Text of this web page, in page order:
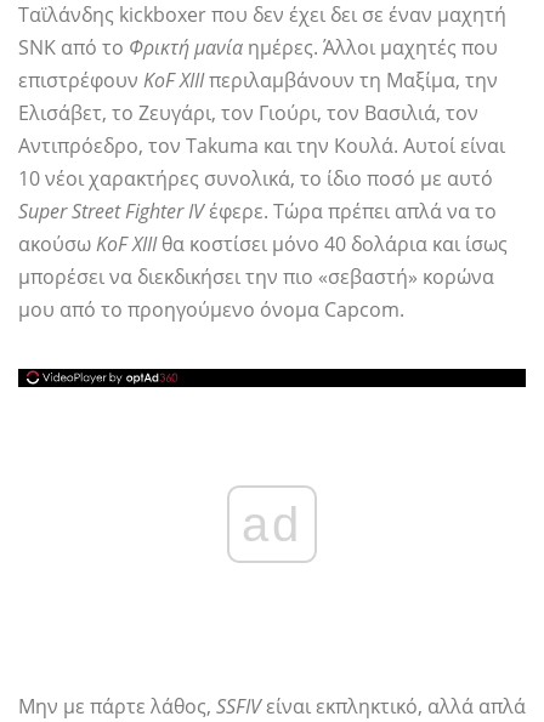
Ταϊλάνδης kickboxer που δεν έχει δει σε έναν μαχητή
SNK από το Φρικτή μανία ημέρες. Άλλοι μαχητές που
επιστρέφουν KoF XIIIπεριλαμβάνουν τη Μαξίμα, την
Ελισάβετ, το Ζευγάρι, τον Γιούρι, τον Βασιλιά, τον
Αντιπρόεδρο, τον Takuma και την Κουλά. Αυτοί είναι
10 νέοι χαρακτήρες συνολικά, το ίδιο ποσό με αυτό
Super Street Fighter IVέφερε. Τώρα πρέπει απλά να το
ακούσωKoF XIIIθα κοστίσει μόνο 40 δολάρια και ίσως
μπορέσει να διεκδικήσει την πιο «σεβαστή» κορώνα
μου από το προηγούμενο όνομα Capcom.
ad
Μην με πάρτε λάθος, SSFIVείναι εκπληκτικό, αλλά απλά